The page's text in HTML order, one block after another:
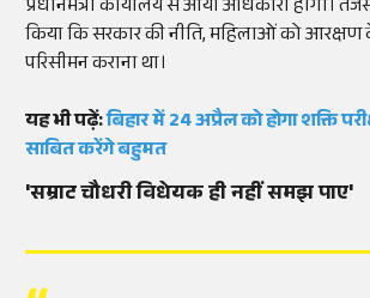
प्रधानमंत्री कार्यालय से आया अधिकारी होगा।
किया कि सरकार की नीति, महिलाओं को आरक्षण
परिसीमन कराना था।
यह भी पढ़ें:बिहार में 24 अप्रैल को होगा शक्ति
साबित करेंगे बहुमत
'सम्राट चौधरी विधेयक ही नहीं समझ पाए'